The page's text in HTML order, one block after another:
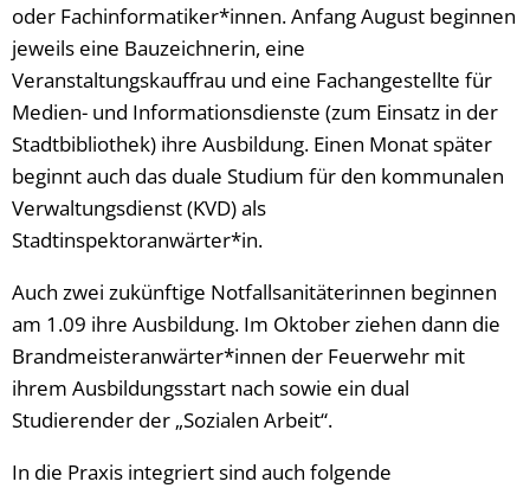
oder Fachinformatiker*innen. Anfang August beginnen
jeweils eine Bauzeichnerin, eine
Veranstaltungskauffrau und eine Fachangestellte für
Medien- und Informationsdienste (zum Einsatz in der
Stadtbibliothek) ihre Ausbildung. Einen Monat später
beginnt auch das duale Studium für den kommunalen
Verwaltungsdienst (KVD) als
Stadtinspektoranwärter*in.
Auch zwei zukünftige Notfallsanitäterinnen beginnen
am 1.09 ihre Ausbildung. Im Oktober ziehen dann die
Brandmeisteranwärter*innen der Feuerwehr mit
ihrem Ausbildungsstart nach sowie ein dual
Studierender der „Sozialen Arbeit“.
In die Praxis integriert sind auch folgende